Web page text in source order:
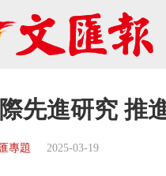
先進研究 推
專題 2025-03-19